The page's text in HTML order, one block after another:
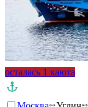
осталась 1 каюта